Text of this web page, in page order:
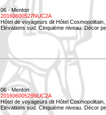
06 - Menton
20160600527NUC2A
Hôtel de voyageurs dit Hôtel
Elévations sud. Cinquième niveau. Décor
06 - Menton
20160600528NUC2A
Hôtel de voyageurs dit Hôtel
Elévations sud. Cinquième niveau. Décor